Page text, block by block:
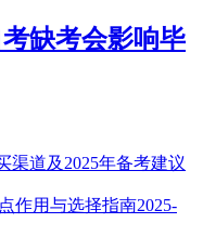
考缺考会影响毕
渠道及2025年备考建议
作用与选择指南2025-